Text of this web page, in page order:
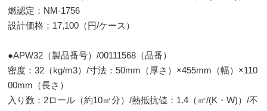
燃認定：NM-1756
設計価格：17,100（円/ケース）
●APW32（製品番号）/00111568（品番）
密度：32（kg/m3）/寸法：50mm（厚さ）×455mm（幅）×110
00mm（長さ）
入り数：2ロール（約10㎡分）/熱抵抗値：1.4（㎡/(K・W)）/不